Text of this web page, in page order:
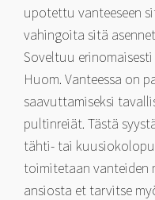
upotettu vanteeseen
vahingoita sitä
Soveltuu
Huom. Vanteessa on
saavuttamiseksi
pultinreiät. Tästä
tähti- tai
toimitetaan vanteiden
ansiosta et tarvitse